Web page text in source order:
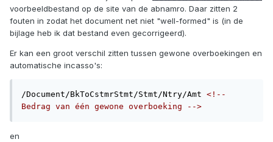
voorbeeldbestand op de site van de abnamro. Daar zitten 2
fouten in zodat het document net niet "well-formed" is (in de
bijlage heb ik dat bestand even gecorrigeerd).
Er kan een groot verschil zitten tussen gewone overboekingen en
automatische incasso's:
/Document/BkToCstmrStmt/Stmt/Ntry/Amt <!--
Bedrag van één gewone overboeking -->
en